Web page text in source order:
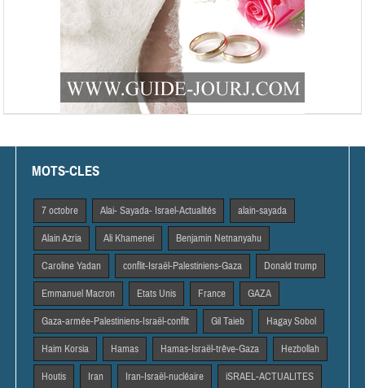
MOTS-CLES
7 octobre Alai- Sayada- Israel-Actualités alain-sayada
Alain Azria Ali Khamenei Benjamin Netnanyahu
Caroline Yadan conflit-Israël-Palestiniens-Gaza Donald trump
Emmanuel Macron Etats Unis France GAZA
Gaza-armée-Palestiniens-Israël-conflit Gil Taieb Hagay Sobol
Haim Korsia Hamas Hamas-Israël-trêve-Gaza Hezbollah
Houtis Iran Iran-Israël-nucléaire iSRAEL-ACTUALITES